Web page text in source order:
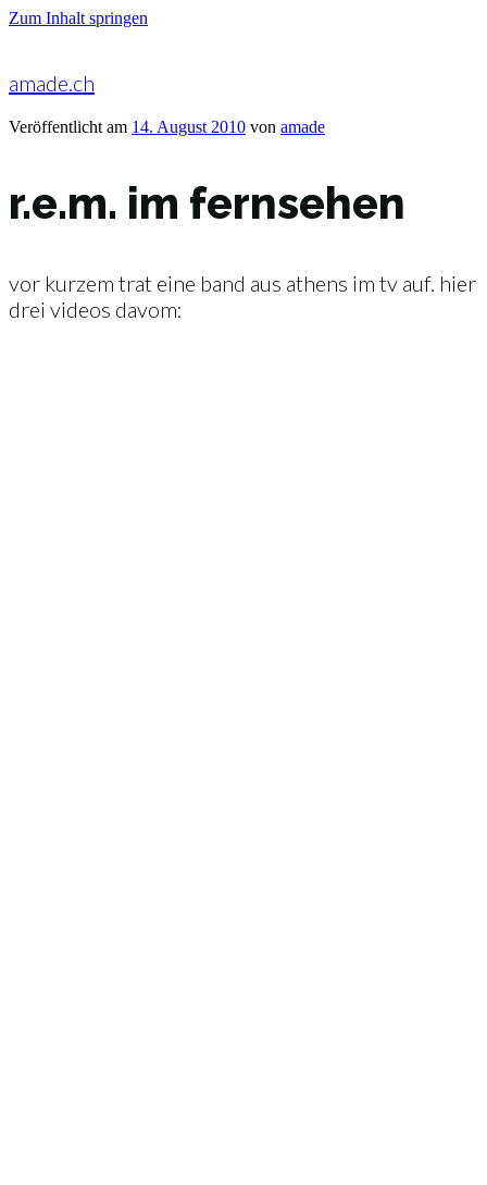
Zum Inhalt springen
amade.ch
Veröffentlicht am 14. August 2010 von amade
r.e.m. im fernsehen
vor kurzem trat eine band aus athens im tv auf. hier
drei videos davom: